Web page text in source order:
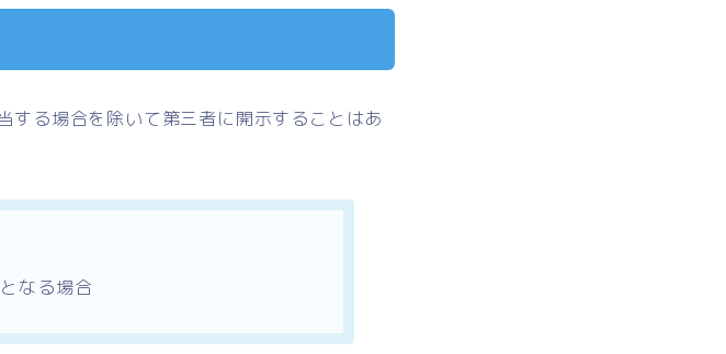
する場合を除いて第三者に開示することはあ
なる場合